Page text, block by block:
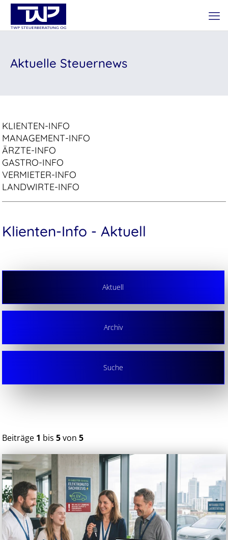
Aktuelle Steuernews
KLIENTEN-INFO
MANAGEMENT-INFO
ÄRZTE-INFO
GASTRO-INFO
VERMIETER-INFO
LANDWIRTE-INFO
Klienten-Info - Aktuell
Aktuell
Archiv
Suche
Beiträge 1 bis5von5